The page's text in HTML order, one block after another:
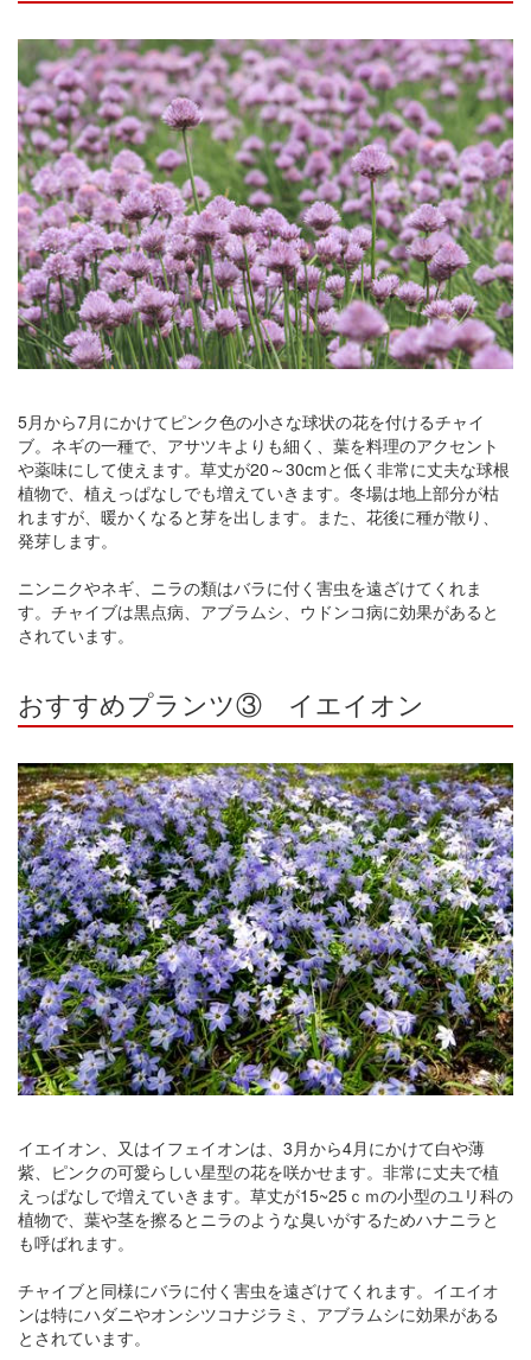
5月から7月にかけてピンク色の小さな球状の花を付けるチャイ
ブ。ネギの一種で、アサツキよりも細く、葉を料理のアクセント
や薬味にして使えます。草丈が20～30cmと低く非常に丈夫な球根
植物で、植えっぱなしでも増えていきます。冬場は地上部分が枯
れますが、暖かくなると芽を出します。また、花後に種が散り、
発芽します。
ニンニクやネギ、ニラの類はバラに付く害虫を遠ざけてくれま
す。チャイブは黒点病、アブラムシ、ウドンコ病に効果があると
されています。
おすすめプランツ③ イエイオン
イエイオン、又はイフェイオンは、3月から4月にかけて白や薄
紫、ピンクの可愛らしい星型の花を咲かせます。非常に丈夫で植
えっぱなしで増えていきます。草丈が15~25ｃｍの小型のユリ科の
植物で、葉や茎を擦るとニラのような臭いがするためハナニラと
も呼ばれます。
チャイブと同様にバラに付く害虫を遠ざけてくれます。イエイオ
ンは特にハダニやオンシツコナジラミ、アブラムシに効果がある
とされています。